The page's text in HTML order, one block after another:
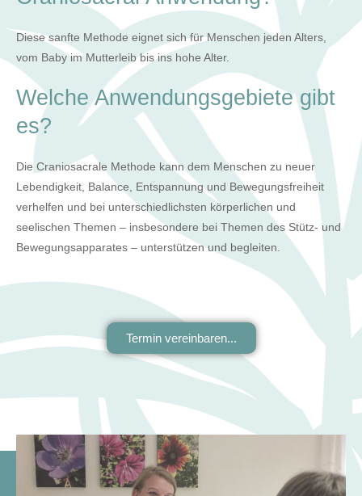
Diese sanfte Methode eignet sich für Menschen jeden Alters,
vom Baby im Mutterleib bis ins hohe Alter.
Welche Anwendungsgebiete gibt
es?
Die Craniosacrale Methode kann dem Menschen zu neuer
Lebendigkeit, Balance, Entspannung und Bewegungsfreiheit
verhelfen und bei unterschiedlichsten körperlichen und
seelischen Themen – insbesondere bei Themen des Stütz- und
Bewegungsapparates – unterstützen und begleiten.
Termin vereinbaren...